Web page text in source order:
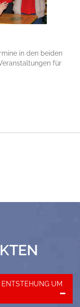
in den beiden
für
UM